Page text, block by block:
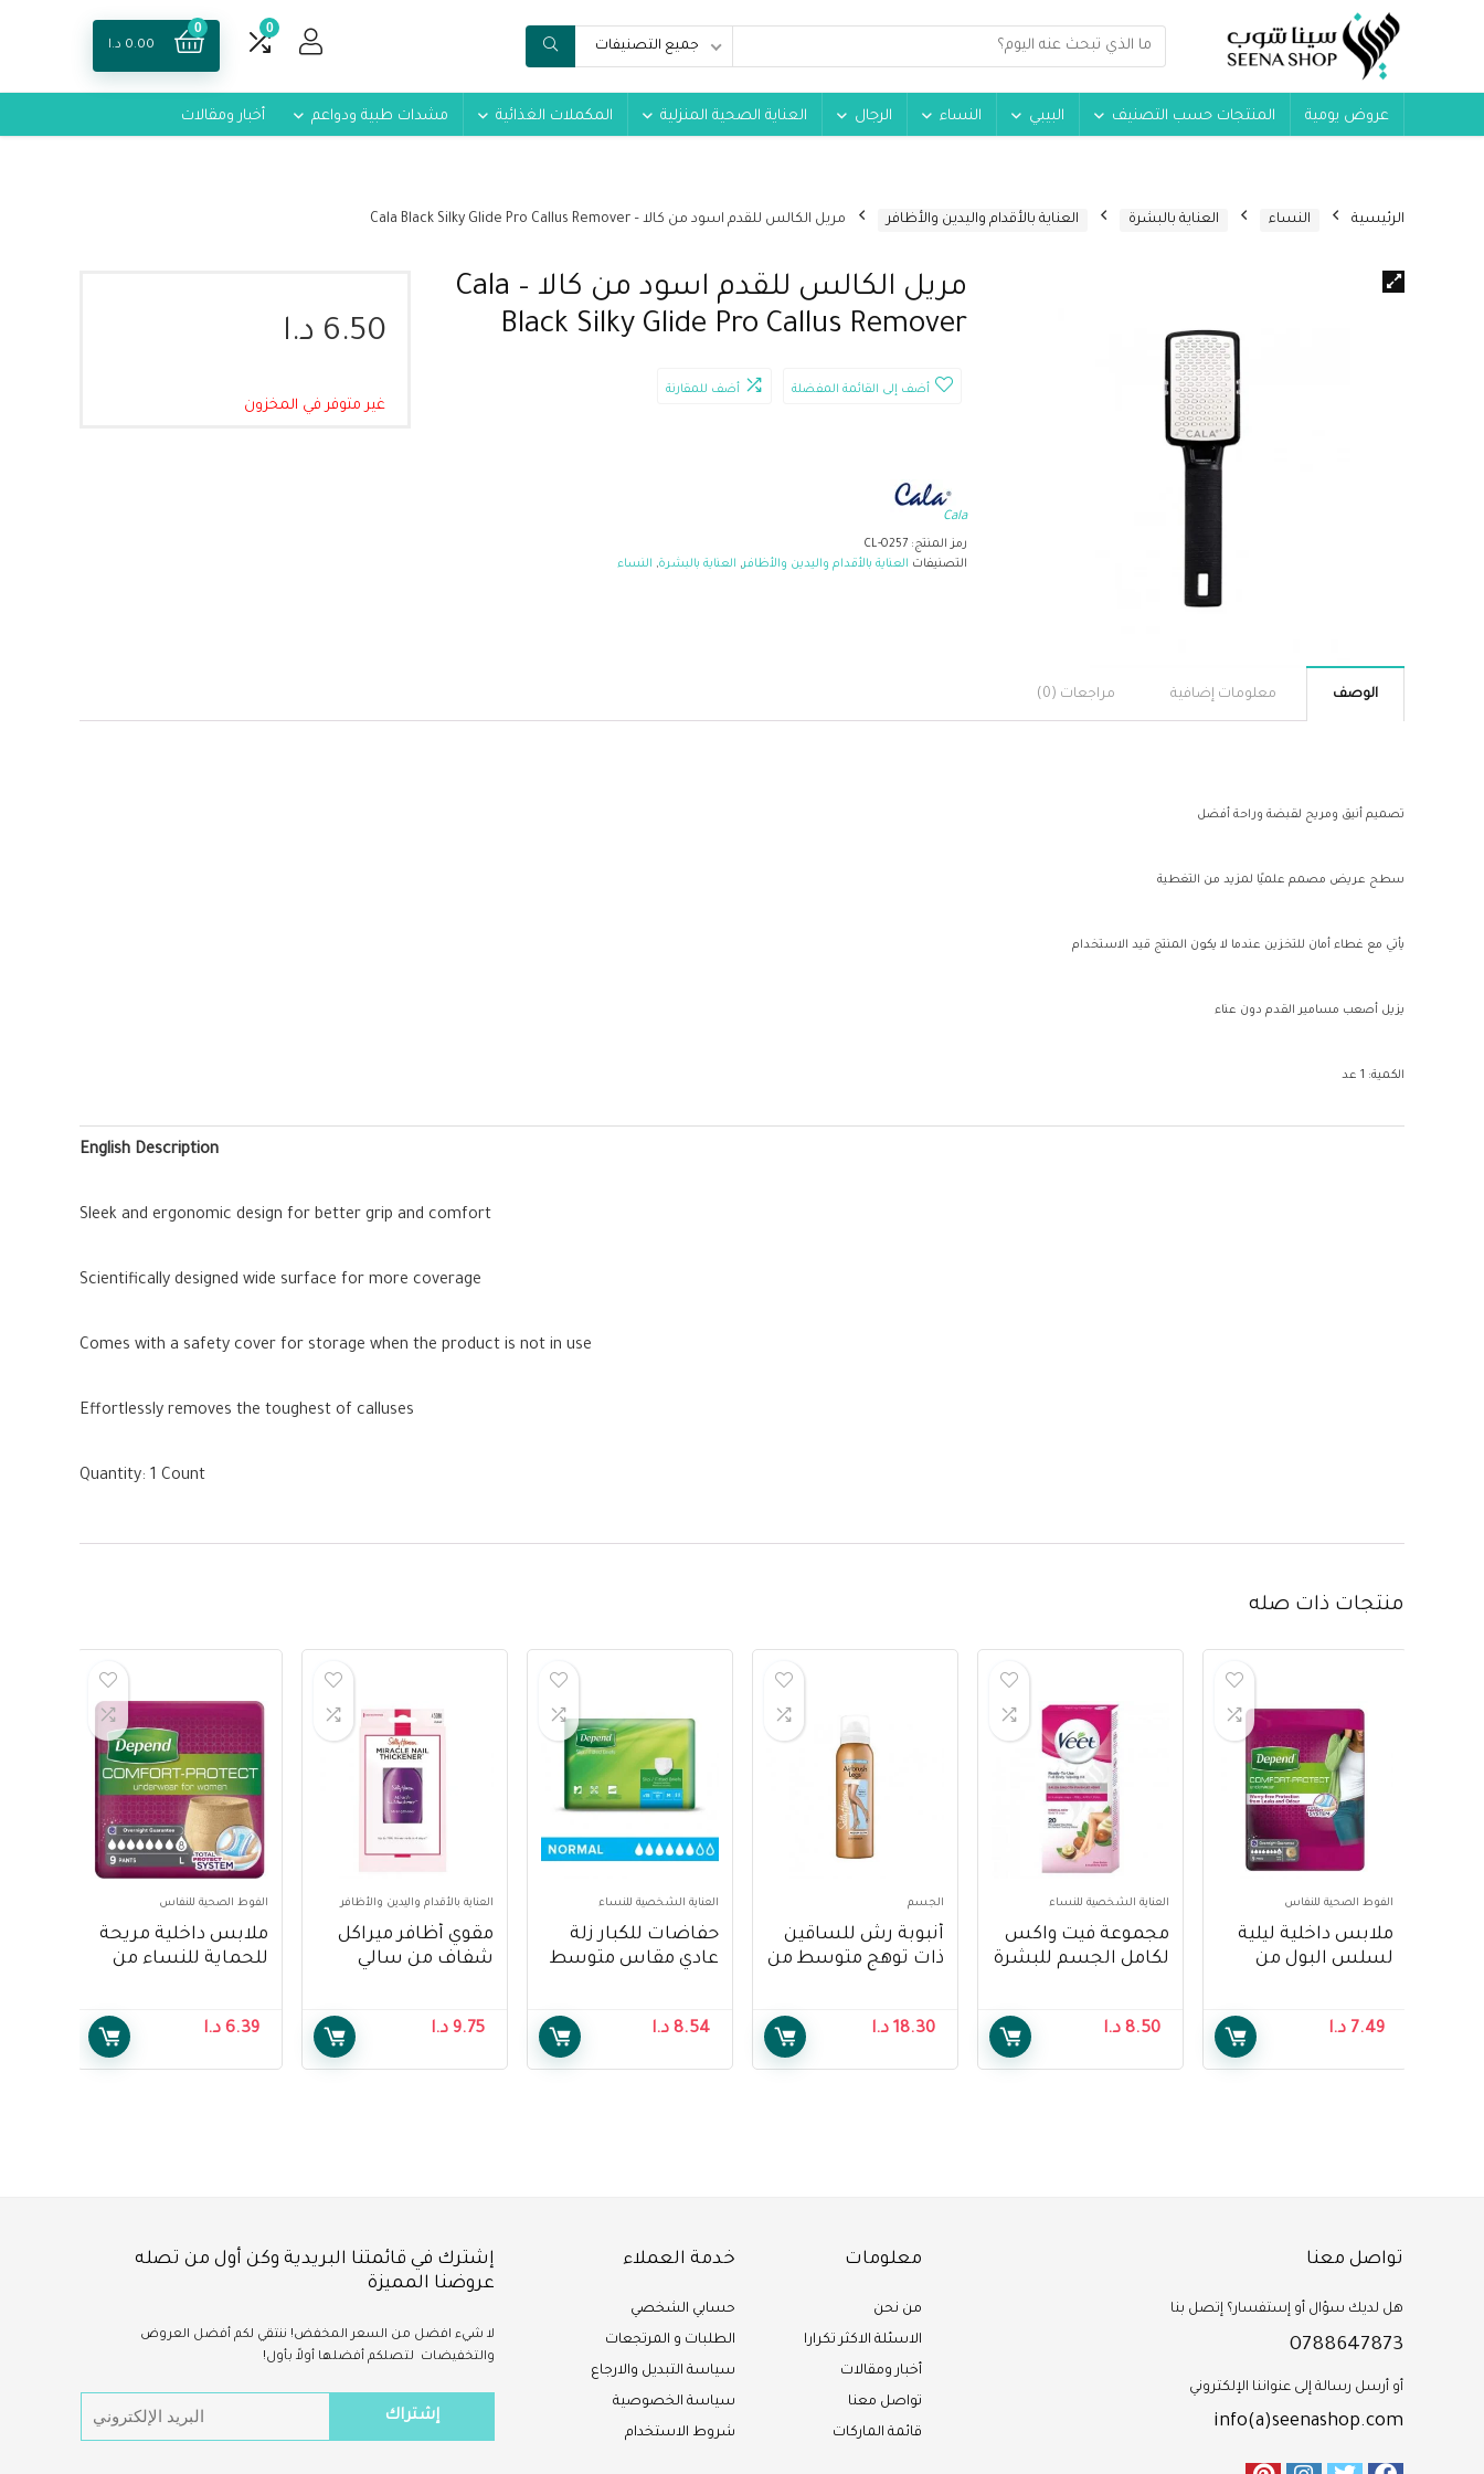
جميع التصنيفات
0
0
0.00 د.ا
عروض يومية المنتجات حسب التصنيف البيبي النساء الرجال العناية الصحية المنزلية المكملات الغذائية مشدات طبية ودواعم أخبار ومقالات
الرئيسية النساء العناية بالبشرة العناية بالأقدام واليدين والأظافر مريل الكالس للقدم اسود من كالا – Cala Black Silky Glide Pro Callus Remover
مريل الكالس للقدم اسود من كالا – Cala
Black Silky Glide Pro Callus Remover
أضف إلى القائمة المفضلة أضف للمقارنة
Cala
رمز المنتج: CL-0257
التصنيفات العناية بالأقدام واليدين والأظافر, العناية بالبشرة, النساء
6.50 د.ا
غير متوفر في المخزون
الوصف معلومات إضافية مراجعات (0)
تصميم أنيق ومريح لقبضة وراحة أفضل
سطح عريض مصمم علميًا لمزيد من التغطية
يأتي مع غطاء أمان للتخزين عندما لا يكون المنتج قيد الاستخدام
يزيل أصعب مسامير القدم دون عناء
الكمية: 1 عد
English Description
Sleek and ergonomic design for better grip and comfort
Scientifically designed wide surface for more coverage
Comes with a safety cover for storage when the product is not in use
Effortlessly removes the toughest of calluses
Quantity: 1 Count
منتجات ذات صله
الفوط الصحية للنفاس
ملابس داخلية ليلية
لسلس البول من
Underwear Pnats For
7.49 د.ا
العناية الشخصية للنساء
مجموعة فيت واكس
لكامل الجسم للبشرة
شريحة – Veet Full
Body Waxing Kit for
8.50 د.ا
الجسم
أنبوبة رش للساقين
ذات توهج متوسط من
Brush Legs Medium
18.30 د.ا
العناية الشخصية للنساء
حفاضات للكبار زلة
عادي مقاس متوسط
Adult Diapers Slip
Normal M 80-120
8.54 د.ا
العناية بالأقدام واليدين والأظافر
مقوي أظافر ميراكل
شفاف من سالي
Thickener Clear
9.75 د.ا
الفوط الصحية للنفاس
ملابس داخلية مريحة
للحماية للنساء من
Depend Comfort
Protect Underwear
6.39 د.ا
تواصل معنا
هل لديك سؤال أو إستفسار؟ إتصل بنا
0788647873
أو أرسل رسالة إلى عنواننا الإلكتروني
info(a)seenashop.com
معلومات
من نحن
الاسئلة الاكثر تكرارا
أخبار ومقالات
تواصل معنا
قائمة الماركات
خدمة العملاء
حسابي الشخصي
الطلبات و المرتجعات
سياسة التبديل والارجاع
سياسة الخصوصية
شروط الاستخدام
إشترك في قائمتنا البريدية وكن أول من تصله
عروضنا المميزة
لا شيء افضل من السعر المخفض! ننتقي لكم أفضل العروض
والتخفيضات لتصلكم أفضلها أولاً بأول!